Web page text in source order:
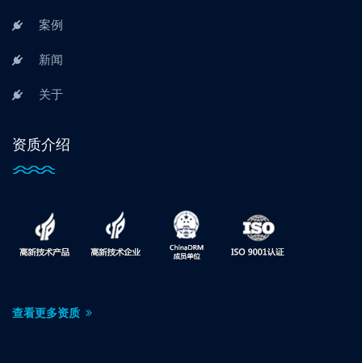
案例
新闻
关于
资质介绍
查看更多资质